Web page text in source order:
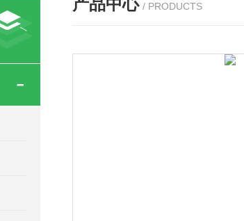
产品中心 / PRODUCTS